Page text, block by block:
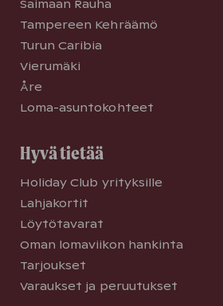
Saimaan Rauha
Tampereen Kehräämö
Turun Caribia
Vierumäki
Åre
Loma-asuntokohteet
Hyvä tietää
Holiday Club yrityksille
Lahjakortit
Löytötavarat
Oman lomaviikon hankinta
Tarjoukset
Varaukset ja peruutukset